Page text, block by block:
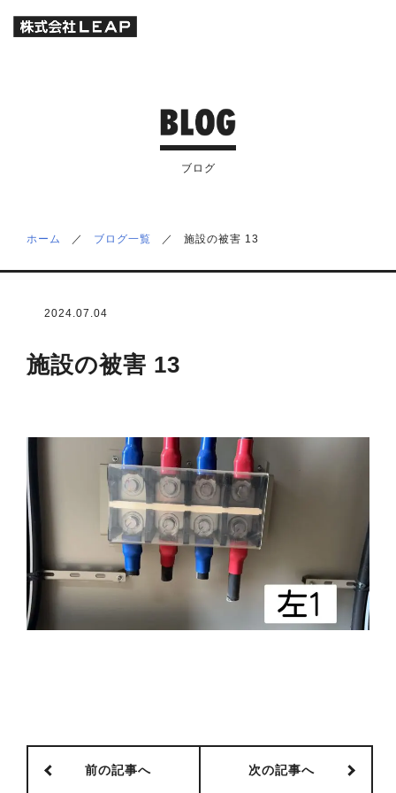
ブログ
ホーム ／ ブログ一覧 ／ 施設の被害 13
2024.07.04
施設の被害 13
前の記事へ 次の記事へ